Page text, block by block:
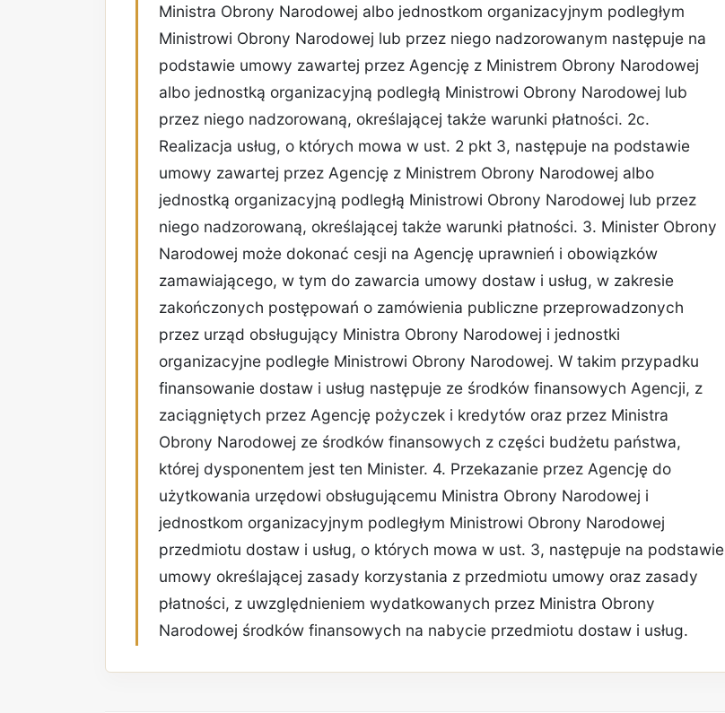
Ministra Obrony Narodowej albo jednostkom organizacyjnym podległym
Ministrowi Obrony Narodowej lub przez niego nadzorowanym następuje na
podstawie umowy zawartej przez Agencję z Ministrem Obrony Narodowej
albo jednostką organizacyjną podległą Ministrowi Obrony Narodowej lub
przez niego nadzorowaną, określającej także warunki płatności. 2c.
Realizacja usług, o których mowa w ust. 2 pkt 3, następuje na podstawie
umowy zawartej przez Agencję z Ministrem Obrony Narodowej albo
jednostką organizacyjną podległą Ministrowi Obrony Narodowej lub przez
niego nadzorowaną, określającej także warunki płatności. 3. Minister Obrony
Narodowej może dokonać cesji na Agencję uprawnień i obowiązków
zamawiającego, w tym do zawarcia umowy dostaw i usług, w zakresie
zakończonych postępowań o zamówienia publiczne przeprowadzonych
przez urząd obsługujący Ministra Obrony Narodowej i jednostki
organizacyjne podległe Ministrowi Obrony Narodowej. W takim przypadku
finansowanie dostaw i usług następuje ze środków finansowych Agencji, z
zaciągniętych przez Agencję pożyczek i kredytów oraz przez Ministra
Obrony Narodowej ze środków finansowych z części budżetu państwa,
której dysponentem jest ten Minister. 4. Przekazanie przez Agencję do
użytkowania urzędowi obsługującemu Ministra Obrony Narodowej i
jednostkom organizacyjnym podległym Ministrowi Obrony Narodowej
przedmiotu dostaw i usług, o których mowa w ust. 3, następuje na podstawie
umowy określającej zasady korzystania z przedmiotu umowy oraz zasady
płatności, z uwzględnieniem wydatkowanych przez Ministra Obrony
Narodowej środków finansowych na nabycie przedmiotu dostaw i usług.